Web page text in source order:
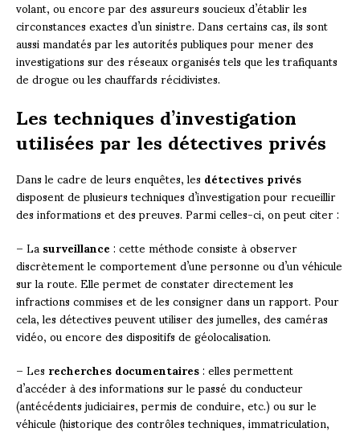
volant, ou encore par des assureurs soucieux d’établir les
circonstances exactes d’un sinistre. Dans certains cas, ils sont
aussi mandatés par les autorités publiques pour mener des
investigations sur des réseaux organisés tels que les trafiquants
de drogue ou les chauffards récidivistes.
Les techniques d’investigation
utilisées par les détectives privés
Dans le cadre de leurs enquêtes, lesdétectives privés
disposent de plusieurs techniques d’investigation pour recueillir
des informations et des preuves. Parmi celles-ci, on peut citer :
– Lasurveillance: cette méthode consiste à observer
discrètement le comportement d’une personne ou d’un véhicule
sur la route. Elle permet de constater directement les
infractions commises et de les consigner dans un rapport. Pour
cela, les détectives peuvent utiliser des jumelles, des caméras
vidéo, ou encore des dispositifs de géolocalisation.
– Lesrecherches documentaires: elles permettent
d’accéder à des informations sur le passé du conducteur
(antécédents judiciaires, permis de conduire, etc.) ou sur le
véhicule (historique des contrôles techniques, immatriculation,